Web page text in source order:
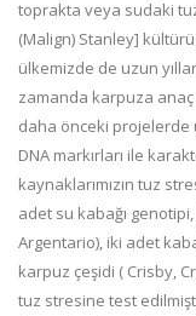
toprakta veya sudaki
(Malign) Stanley]
ülkemizde de uzun
zamanda karpuza anaç
daha önceki projelerde
DNA markırları ile
kaynaklarımızın tuz
adet su kabağı
Argentario), iki adet
karpuz çeşidi ( Crisby,
tuz stresine test